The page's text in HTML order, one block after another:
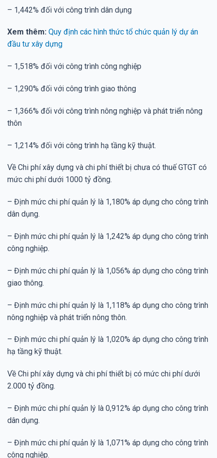
– 1,442% đối với công trình dân dụng
Xem thêm: Quy định các hình thức tổ chức quản lý dự án
đầu tư xây dựng
– 1,518% đối với công trình công nghiệp
– 1,290% đối với công trình giao thông
– 1,366% đối với công trình nông nghiệp và phát triển nông
thôn
– 1,214% đối với công trình hạ tầng kỹ thuật.
Về Chi phí xây dựng và chi phí thiết bị chưa có thuế GTGT có
mức chi phí dưới 1000 tỷ đồng.
– Định mức chi phí quản lý là 1,180% áp dụng cho công trình
dân dụng.
– Định mức chi phí quản lý là 1,242% áp dụng cho công trình
công nghiệp.
– Định mức chi phí quản lý là 1,056% áp dụng cho công trình
giao thông.
– Định mức chi phí quản lý là 1,118% áp dụng cho công trình
nông nghiệp và phát triển nông thôn.
– Định mức chi phí quản lý là 1,020% áp dụng cho công trình
hạ tầng kỹ thuật.
Về Chi phí xây dựng và chi phí thiết bị có mức chi phí dưới
2.000 tỷ đồng.
– Định mức chi phí quản lý là 0,912% áp dụng cho công trình
dân dụng.
– Định mức chi phí quản lý là 1,071% áp dụng cho công trình
công nghiệp.